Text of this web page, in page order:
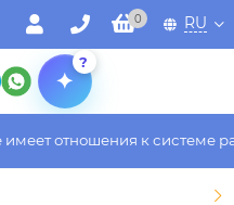
0 RU
?
отношения к системе